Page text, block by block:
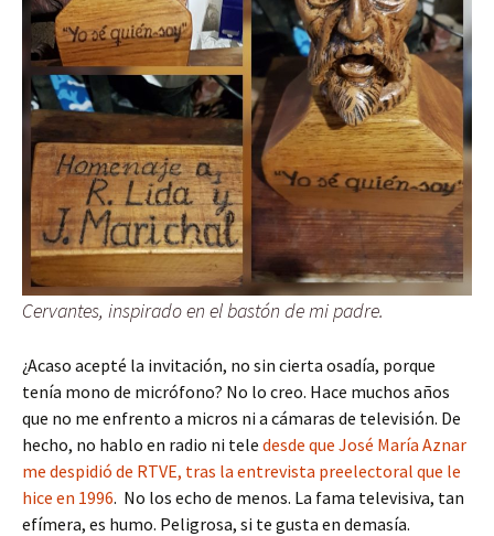
Cervantes, inspirado en el bastón de mi padre.
¿Acaso acepté la invitación, no sin cierta osadía, porque
tenía mono de micrófono? No lo creo. Hace muchos años
que no me enfrento a micros ni a cámaras de televisión. De
hecho, no hablo en radio ni tele desde que José María Aznar
me despidió de RTVE, tras la entrevista preelectoral que le
hice en 1996. No los echo de menos. La fama televisiva, tan
efímera, es humo. Peligrosa, si te gusta en demasía.